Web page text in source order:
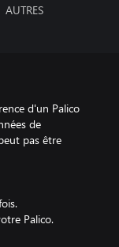
AUTRES
d'un Palico
de
pas être
Palico.